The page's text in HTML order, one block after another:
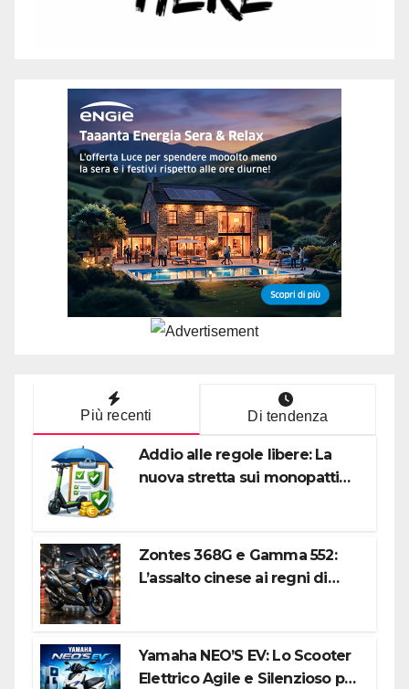
Più recenti Di tendenza
Addio alle regole libere: La
nuova stretta sui monopattini
Zontes 368G e Gamma 552:
L’assalto cinese ai regni di
Yamaha NEO’S EV: Lo Scooter
Elettrico Agile e Silenzioso per